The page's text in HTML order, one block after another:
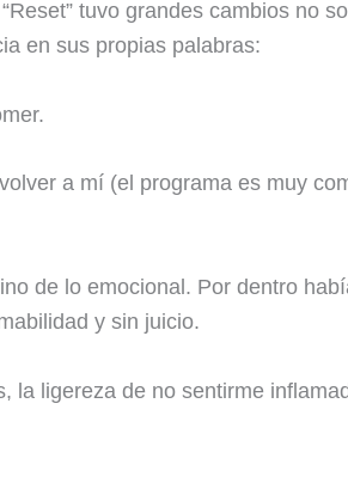
tuvo grandes cambios no
en sus propias palabras:
a mí (el programa es muy
de lo emocional. Por dentro
y sin juicio.
la ligereza de no sentirme